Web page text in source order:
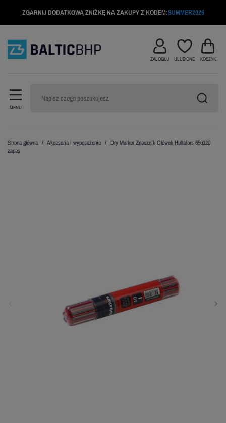
ZGARNIJ DODATKOWĄ ZNIŻKĘ NA ZAKUPY Z KODEM:SUMMER2026
MENU
ZALOGUJ ULUBIONE KOSZYK
Strona główna Akcesoria i wyposażenie
Dry Marker Znacznik Ołówek Hultafors 650120
zapas